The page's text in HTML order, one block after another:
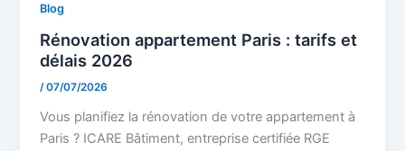
Blog
Rénovation appartement Paris : tarifs et
délais 2026
/07/07/2026
Vous planifiez la rénovation de votre appartement à
Paris ? ICARE Bâtiment, entreprise certifiée RGE